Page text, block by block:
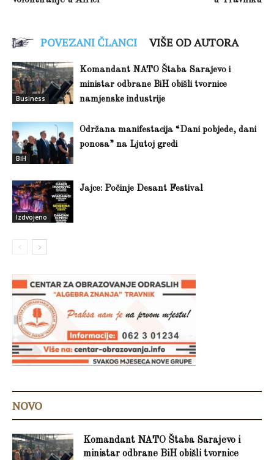
POVEZANI ČLANCI VIŠE OD AUTORA
Business
Komandant NATO Štaba Sarajevo i
ministar odbrane BiH obišli tvornice
namjenske industrije
BiH
Održana manifestacija “Dani pobjede, dani
ponosa” na Ljutoj gredi
Izdvojeno
Jajce: Počinje Desant Festival
NOVO
Komandant NATO Štaba Sarajevo i
ministar odbrane BiH obišli tvornice